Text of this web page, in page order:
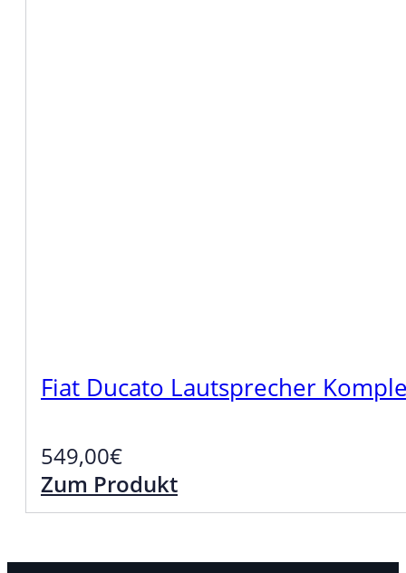
Fiat Ducato Lautsprecher
549,00€
Zum Produkt